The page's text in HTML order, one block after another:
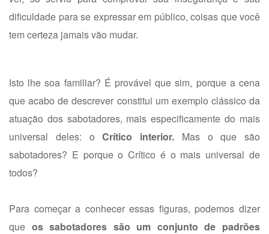
dificuldade para se expressar em público, coisas que você
tem certeza jamais vão mudar.
Isto lhe soa familiar? É provável que sim, porque a cena
que acabo de descrever constitui um exemplo clássico da
atuação dos sabotadores, mais especificamente do mais
universal deles: oCrítico interior. Mas o que são
sabotadores? E porque o Crítico é o mais universal de
todos?
Para começar a conhecer essas figuras, podemos dizer
que os sabotadores são um conjunto de padrões